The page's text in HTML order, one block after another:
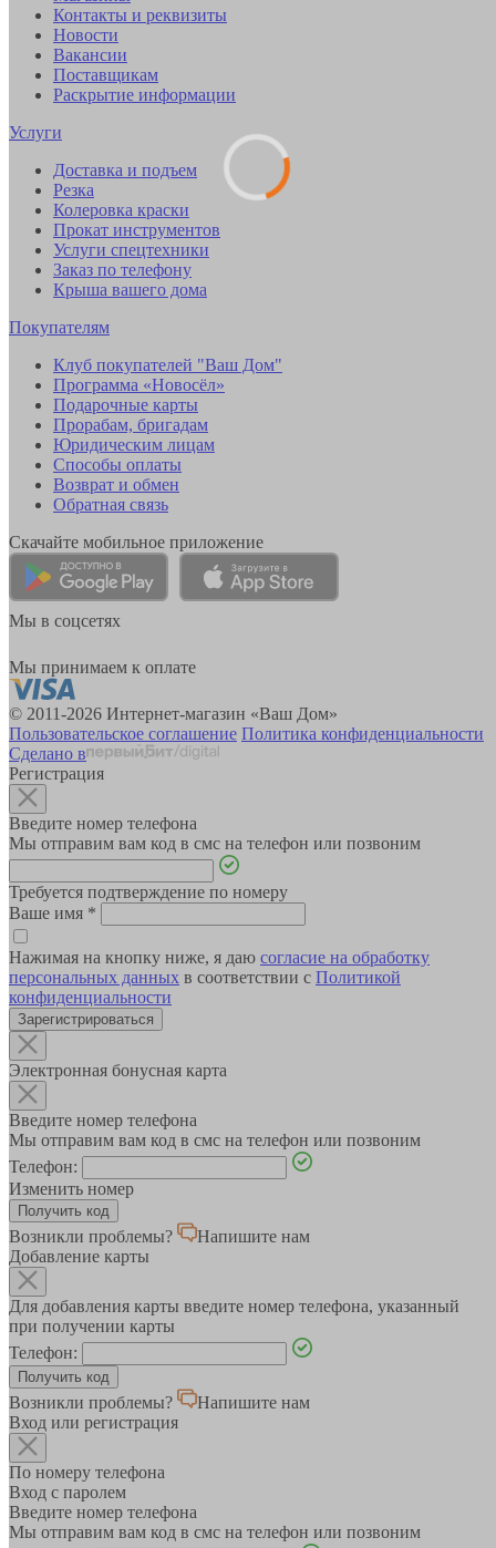
Контакты и реквизиты
Новости
Вакансии
Поставщикам
Раскрытие информации
Услуги
Доставка и подъем
Резка
Колеровка краски
Прокат инструментов
Услуги спецтехники
Заказ по телефону
Крыша вашего дома
Покупателям
Клуб покупателей "Ваш Дом"
Программа «Новосёл»
Подарочные карты
Прорабам, бригадам
Юридическим лицам
Способы оплаты
Возврат и обмен
Обратная связь
Скачайте мобильное приложение
Мы в соцсетях
Мы принимаем к оплате
© 2011-2026 Интернет-магазин «Ваш Дом»
Пользовательское соглашение Политика конфиденциальности
Сделано в
Регистрация
Введите номер телефона
Мы отправим вам код в смс на телефон или позвоним
Требуется подтверждение по номеру
Ваше имя *
Нажимая на кнопку ниже, я даю согласие на обработку
персональных данных в соответствии с Политикой
конфиденциальности
Зарегистрироваться
Электронная бонусная карта
Введите номер телефона
Мы отправим вам код в смс на телефон или позвоним
Телефон:
Изменить номер
Возникли проблемы?
Напишите нам
Добавление карты
Для добавления карты введите номер телефона, указанный
при получении карты
Телефон:
Возникли проблемы?
Напишите нам
Вход или регистрация
По номеру телефона
Вход с паролем
Введите номер телефона
Мы отправим вам код в смс на телефон или позвоним